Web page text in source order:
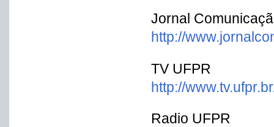
Jornal
http://
TV UFPR
http://
Radio UFPR